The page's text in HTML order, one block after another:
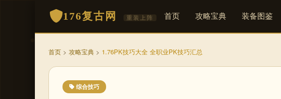
176复古网 重装上阵 首页 攻略宝典 装备图鉴
首页 > 攻略宝典 > 1.76PK技巧大全 全职业PK技巧汇总
综合技巧